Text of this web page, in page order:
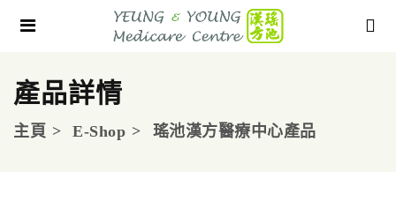
產品詳情
主頁 E-Shop 瑤池漢方醫療中心產品